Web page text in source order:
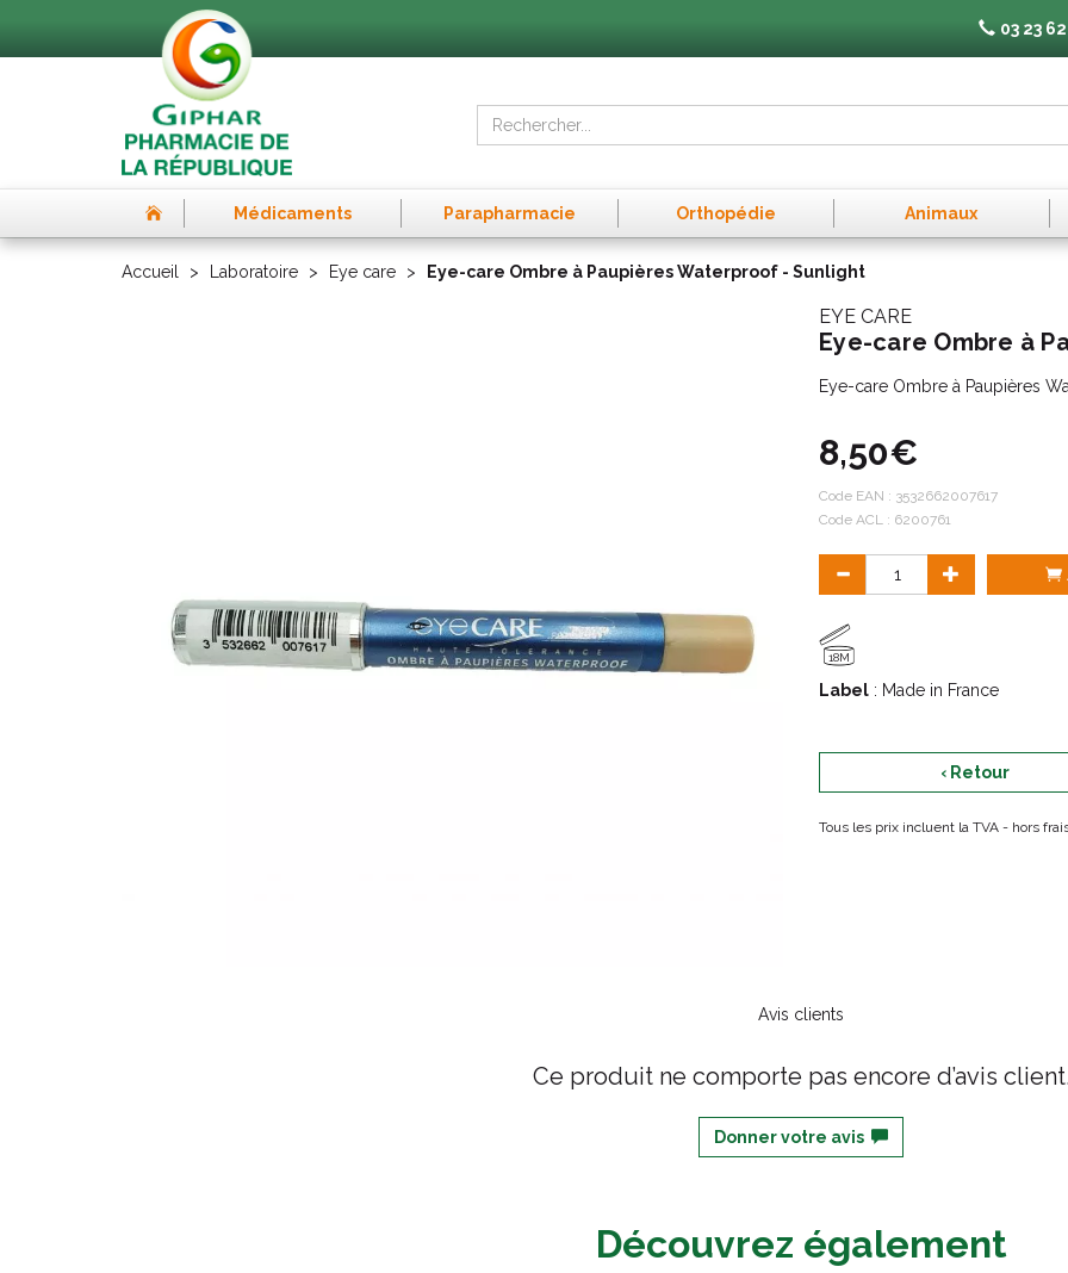
03 23
Médicaments Parapharmacie Orthopédie Animaux
Accueil Laboratoire Eye care Eye-care Ombre à Paupières Waterproof - Sunlight
EYE CARE
Eye-care Ombre à
Eye-care Ombre à Paupières
8,50€
Code EAN : 3532662007617
Code ACL : 6200761
18M
Label : Made in France
‹ Retour
Tous les prix incluent la TVA - hors
Avis clients
Ce produit ne comporte pas encore d’avis
Donner votre avis
Découvrez également